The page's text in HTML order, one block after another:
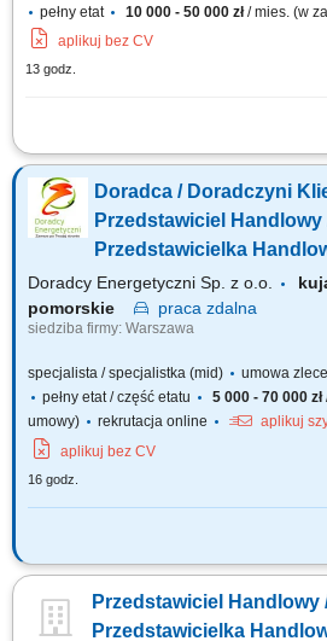
pełny etat
10 000 - 50 000 zł/ mies. (w
aplikuj bez CV
13 godz.
Doradzanie klientom w zakresie
odnawialnych źródeł energii. Aktywne
prowadzenie spotkań handlowych.
sprzedaży. Budowanie długofalowych relacji
prowadzonych działań...
Doradca / Doradczyni
Przedstawiciel Handlowy
Przedstawicielka
Doradcy Energetyczni Sp. z o.o.
pomorskie
praca zdalna
siedziba firmy: Warszawa
specjalista / specjalistka (mid)
umowa
pełny etat / część etatu
5 000 - 70 000 zł
umowy)
rekrutacja online
aplikuj
aplikuj bez CV
16 godz.
Co będziesz robić? Doradzać firmom –
dopasowane do ich potrzeb i profilu zużycia;
pracujesz z klientami przez wiele lat, nie tylko
Przedstawiciel Handlowy
Przedstawicielka